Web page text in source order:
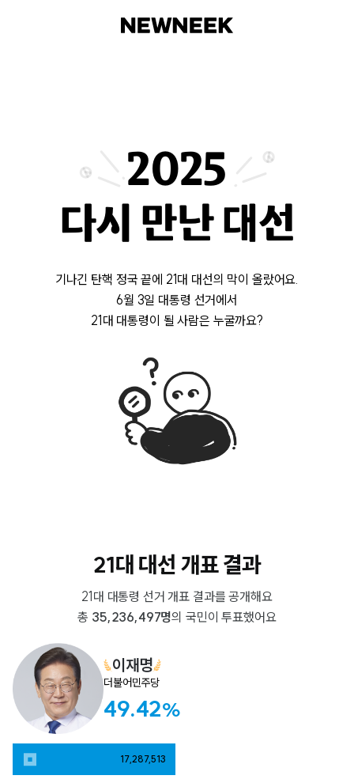
2025
다시 만난 대선
기나긴 탄핵 정국 끝에 21대 대선의 막이 올랐어요.
6월 3일 대통령 선거에서
21대 대통령이 될 사람은 누굴까요?
21대 대선 개표 결과
21대 대통령 선거 개표 결과를 공개해요
총 35,236,497명의 국민이 투표했어요
이재명
더불어민주당
49.42%
17,287,513